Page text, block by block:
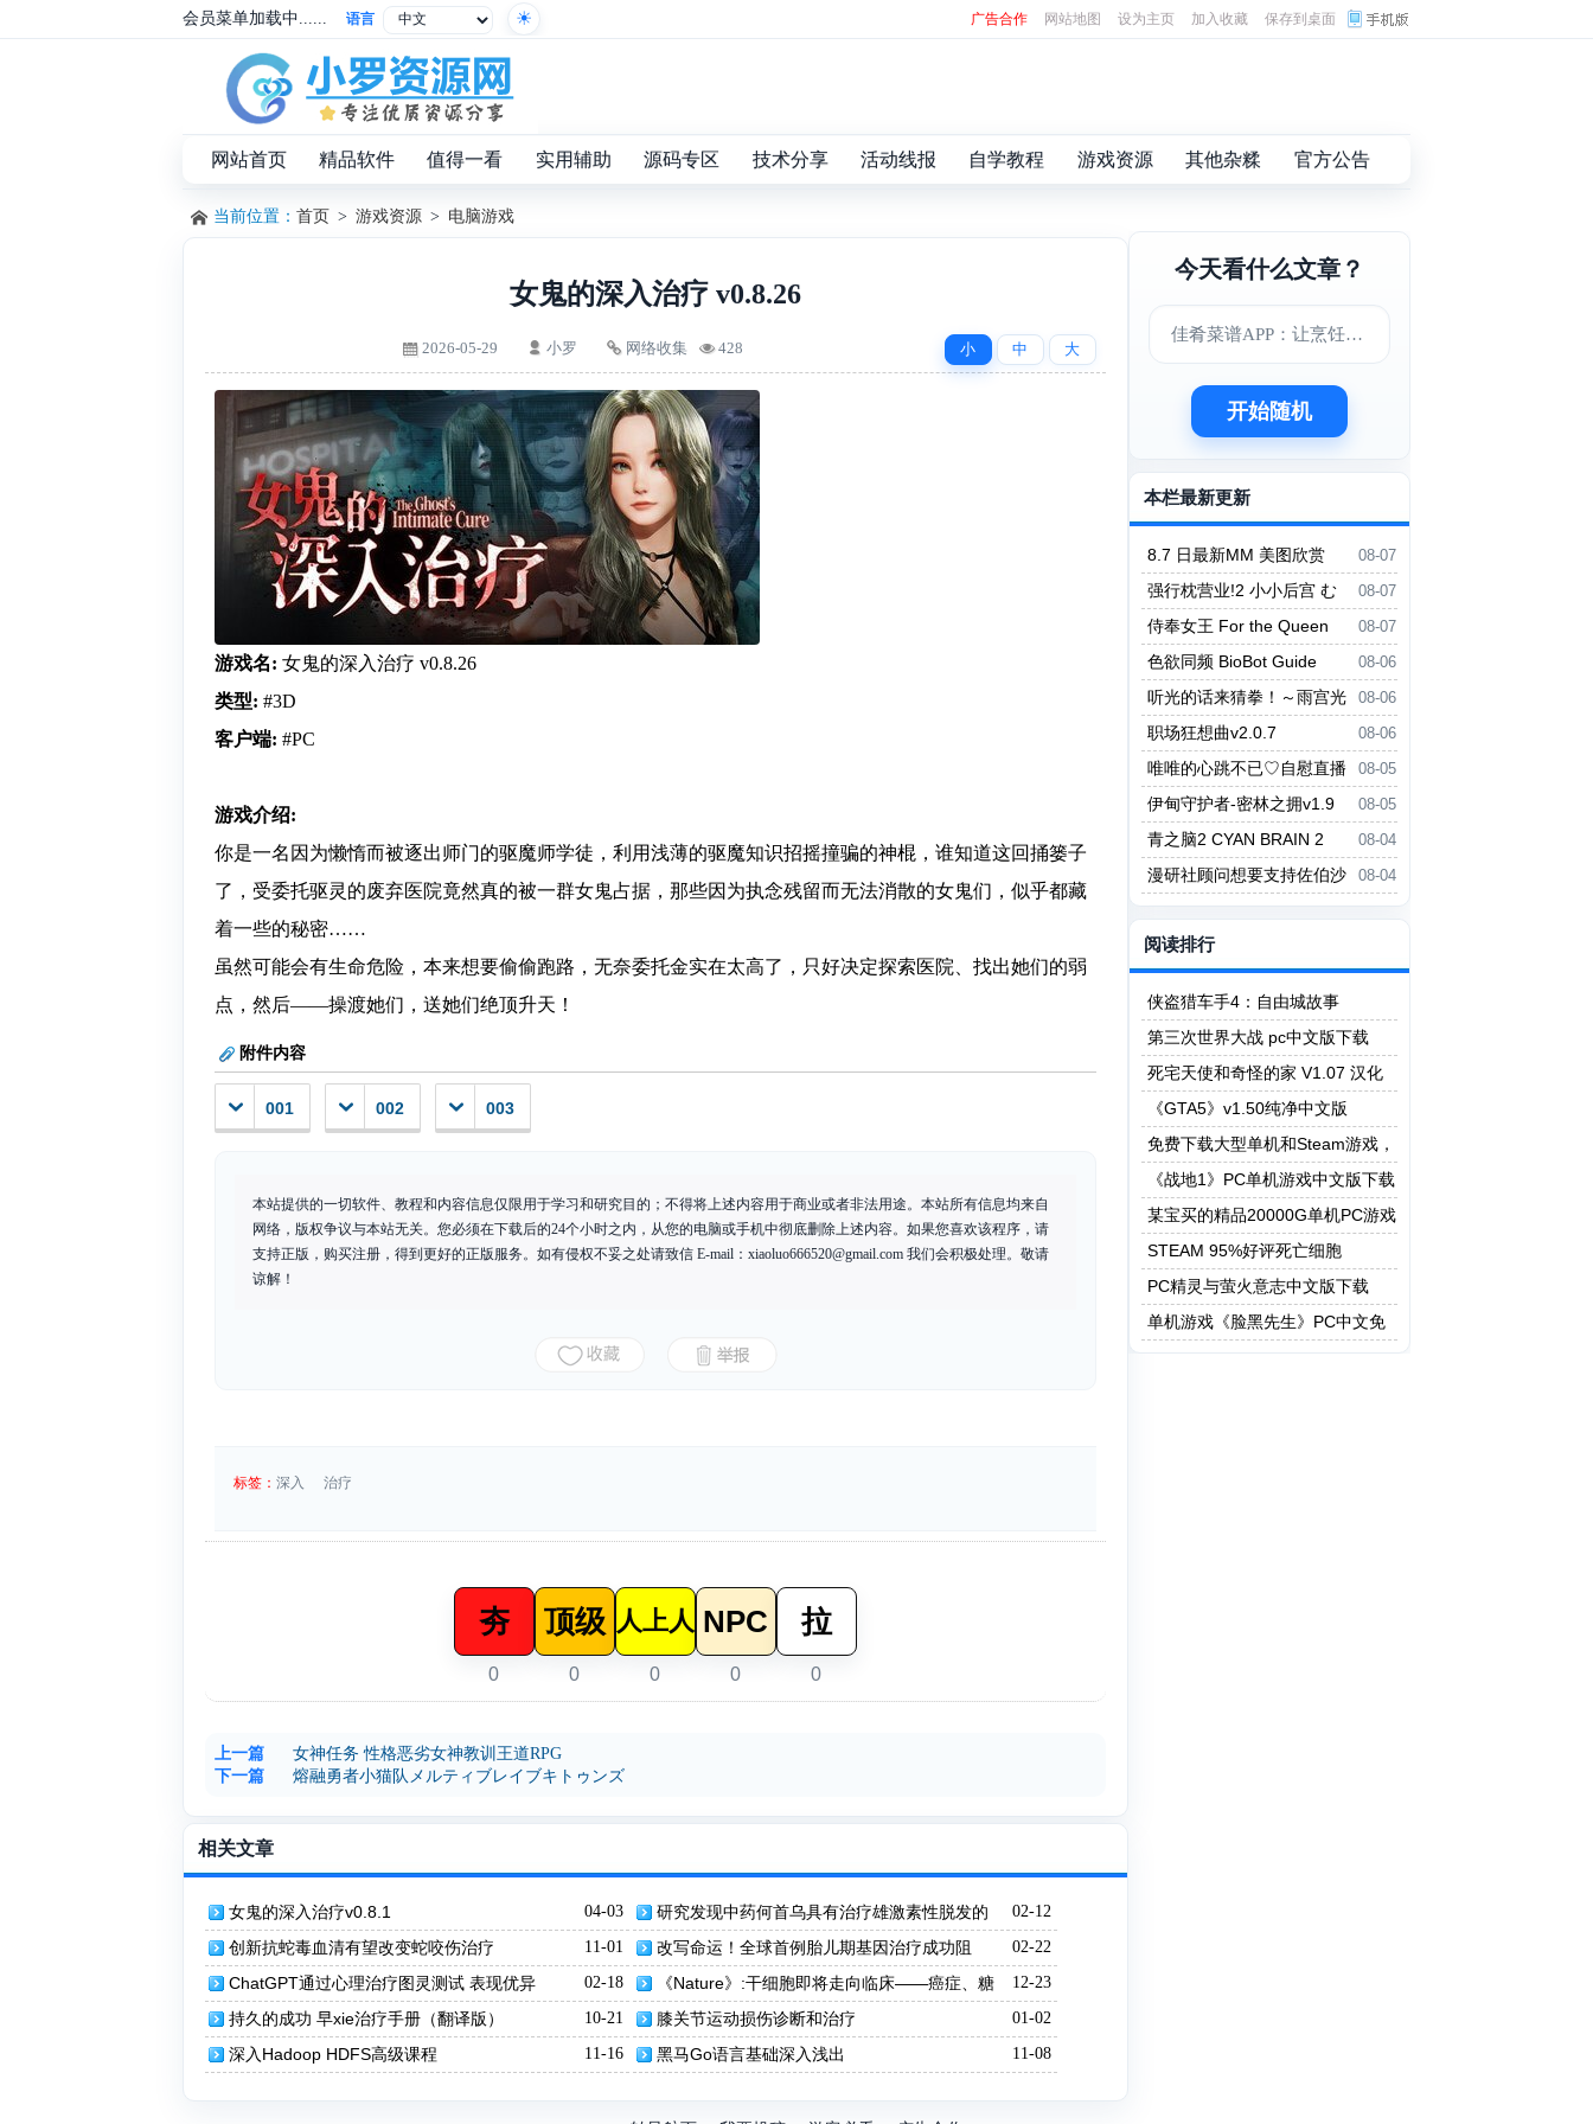
会员菜单加载中...... 语言 广告合作 网站地图 设为主页 加入收藏 保存到桌面
网站首页 精品软件 值得一看 实用辅助 源码专区 技术分享 活动线报 自学教程 游戏资源 其他杂糅 官方公告
当前位置： 首页 > 游戏资源 > 电脑游戏
女鬼的深入治疗 v0.8.26
小 中 大
2026-05-29 小罗 网络收集 428
游戏名: 女鬼的深入治疗 v0.8.26
类型: #3D
客户端: #PC
游戏介绍:
你是一名因为懒惰而被逐出师门的驱魔师学徒，利用浅薄的驱魔知识招摇撞骗的神棍，谁知道这回捅篓子
了，受委托驱灵的废弃医院竟然真的被一群女鬼占据，那些因为执念残留而无法消散的女鬼们，似乎都藏
着一些的秘密……
虽然可能会有生命危险，本来想要偷偷跑路，无奈委托金实在太高了，只好决定探索医院、找出她们的弱
点，然后——操渡她们，送她们绝顶升天！
附件内容
001 002 003
本站提供的一切软件、教程和内容信息仅限用于学习和研究目的；不得将上述内容用于商业或者非法用途。本站所有信息均来自
网络，版权争议与本站无关。您必须在下载后的24个小时之内，从您的电脑或手机中彻底删除上述内容。如果您喜欢该程序，请
支持正版，购买注册，得到更好的正版服务。如有侵权不妥之处请致信 E-mail： xiaoluo666520@gmail.com 我们会积极处理。敬请
谅解！
标签： 深入 治疗
夯
0
顶级
0
人上人
0
NPC
0
拉
0
上一篇
女神任务 性格恶劣女神教训王道RPG
下一篇
熔融勇者小猫队メルティブレイブキトゥンズ
相关文章
04-03
女鬼的深入治疗v0.8.1 02-12
研究发现中药何首乌具有治疗雄激素性脱发的
多重潜力
11-01
创新抗蛇毒血清有望改变蛇咬伤治疗 02-22
改写命运！全球首例胎儿期基因治疗成功阻
击"婴儿杀手"
02-18
ChatGPT通过心理治疗图灵测试 表现优异 12-23
《Nature》:干细胞即将走向临床——癌症、糖
尿病和帕金森病治疗曙光初现
10-21
持久的成功 早xie治疗手册（翻译版） 01-02
膝关节运动损伤诊断和治疗
11-16
深入Hadoop HDFS高级课程 11-08
黑马Go语言基础深入浅出
今天看什么文章？
佳肴菜谱APP：让烹饪变得更简单美味
开始随机
本栏最新更新
08-07
8.7 日最新MM 美图欣赏
08-07
强行枕营业!2 小小后宫 む
りヤリ枕営業！2 ちっちゃなハー
レム
08-07
侍奉女王 For the Queen
08-06
色欲同频 BioBot Guide
08-06
听光的话来猜拳！～雨宫光
的深沉之爱～ ヒカリの言いなり
じゃんけん！～雨宮ヒカリの愛の
底～
08-06
职场狂想曲v2.0.7
08-05
唯唯的心跳不已♡自慰直播
日记 ゆいゆいのドキドキ♡おな
にー配信日記
08-05
伊甸守护者-密林之拥v1.9
08-04
青之脑2 CYAN BRAIN 2
08-04
漫研社顾问想要支持佐伯沙
罗 漫研顧問は佐伯ささらを支え
たい
阅读排行
侠盗猎车手4：自由城故事
第三次世界大战 pc中文版下载
死宅天使和奇怪的家 V1.07 汉化
作弊版
《GTA5》v1.50纯净中文版
免费下载大型单机和Steam游戏，
5208G资源一键快速下载
《战地1》PC单机游戏中文版下载
某宝买的精品20000G单机PC游戏
STEAM 95%好评死亡细胞
PC精灵与萤火意志中文版下载
单机游戏《脸黑先生》PC中文免
安装下载